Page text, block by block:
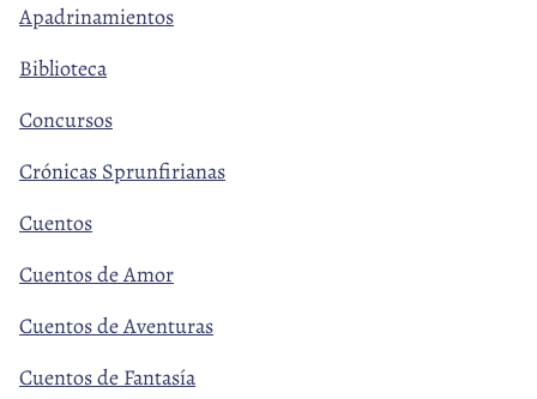
Apadrinamientos
Biblioteca
Concursos
Crónicas Sprunfirianas
Cuentos
Cuentos de Amor
Cuentos de Aventuras
Cuentos de Fantasía